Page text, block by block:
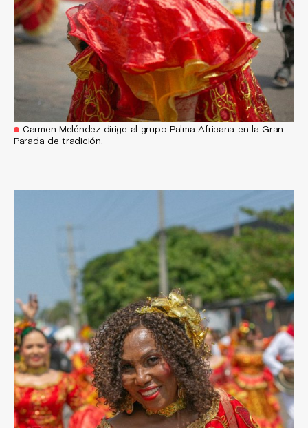
Carmen Meléndez dirige al grupo Palma Africana en la Gran
Parada de tradición.